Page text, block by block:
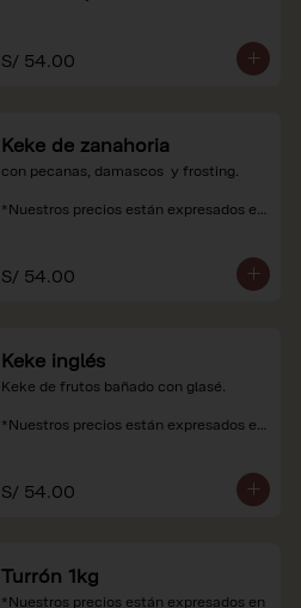
soles e incluyen impuestos de ley y
recargo al consumo.
S/ 54.00
Keke de zanahoria
con pecanas, damascos  y frosting.
*Nuestros precios están expresados en
S/ 54.00
Keke inglés
Keke de frutos bañado con glasé.
*Nuestros precios están expresados en
S/ 54.00
Turrón 1kg
*Nuestros precios están expresados en